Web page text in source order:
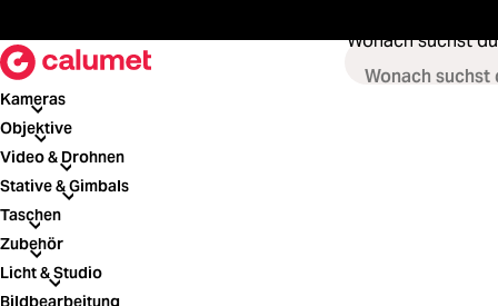
Wonach suchst
Kameras
Kameras
Objektive
Objektive
Video & Drohnen
Video & Drohnen
Stative & Gimbals
Stative & Gimbals
Taschen
Taschen
Zubehör
Zubehör
Licht & Studio
Licht & Studio
Bildbearbeitung